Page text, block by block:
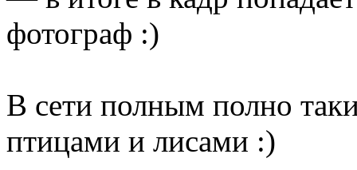
фотограф :)
В сети полным полно
птицами и лисами :)